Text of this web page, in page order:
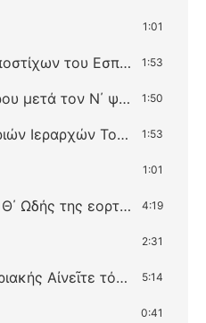
1:01
Προσόμοιο Αποστίχων του Εσπερινού των Τριών Ιεραρχών Χαίροις Ἱεραρχῶν ἡ Τριάς, ήχος πλ. α΄ 1:53
Ιδιόμελο Όρθρου μετά τον Ν΄ ψαλμό Ἐξεχύθη ἡ χάρις, ήχος πλ. β΄ 1:50
Απολυτίκιο Τριών Ιεραρχών Τούς τρεῖς μεγίστους φωστῆρας, ήχος α΄ 1:53
1:01
Μεγαλυνάρια Θ΄ Ωδής της εορτής της Υπαπαντής του Χριστού Ἀκατάληπτόν ἐστι …, Ἀγκαλίζεται χερσίν …, Βουληθεὶς ὁ Πλαστουργός …, Γένος ἅπαν τῶν βροτῶν …, ήχος γ΄, ρυθμός τρίσημος. Ο Ειρμός της Θ΄ Ωδής Θεοτόκε ἡ ἐλπίς, πάντων τῶν Χριστιανῶν. 4:19
2:31
Κοινωνικό Κυριακής Αἰνεῖτε τόν Κύριον, ήχος α΄ 5:14
0:41